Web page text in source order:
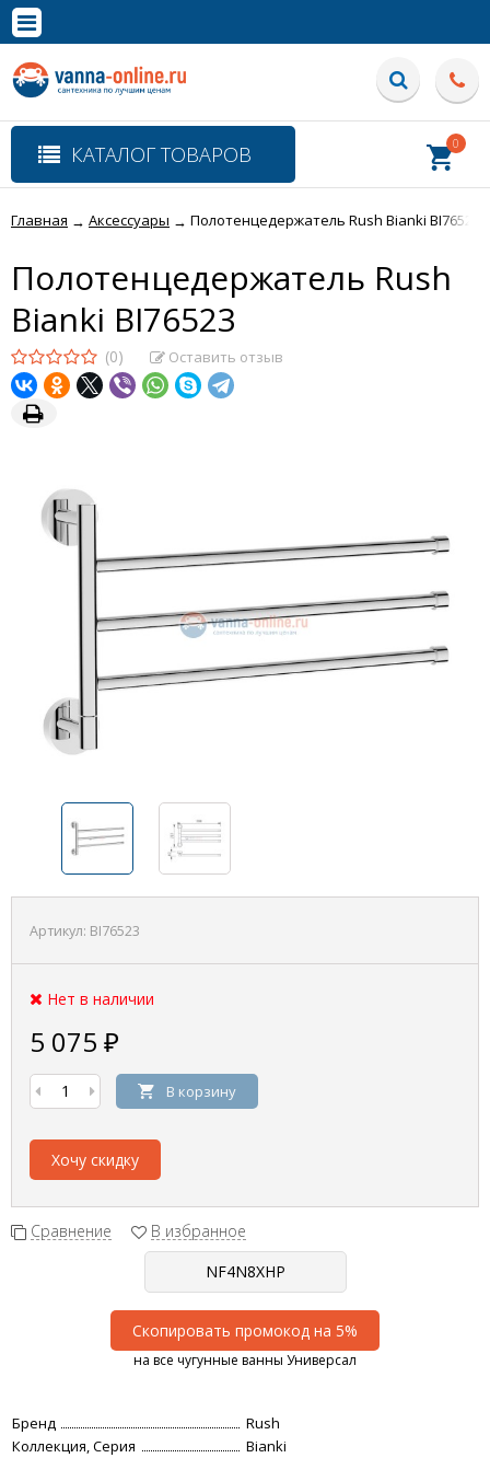
Полная версия сайта
КАТАЛОГ ТОВАРОВ 0
Главная → Аксессуары → Полотенцедержатель Rush Bianki BI76523
Полотенцедержатель Rush
Bianki BI76523
(0) Оставить отзыв
Артикул: BI76523
Нет в наличии
5 075 ₽
В корзину
Хочу скидку
Сравнение В избранное
Скопировать промокод на 5%
на все чугунные ванны Универсал
Бренд
Rush
Коллекция, Серия
Bianki